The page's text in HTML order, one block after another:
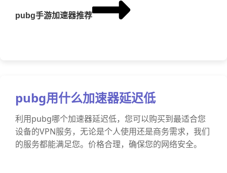
pubg手游加速器推荐
pubg用什么加速器延迟低
利用pubg哪个加速器延迟低，您可以购买到最适合您
设备的VPN服务，无论是个人使用还是商务需求，我们
的服务都能满足您。价格合理，确保您的网络安全。